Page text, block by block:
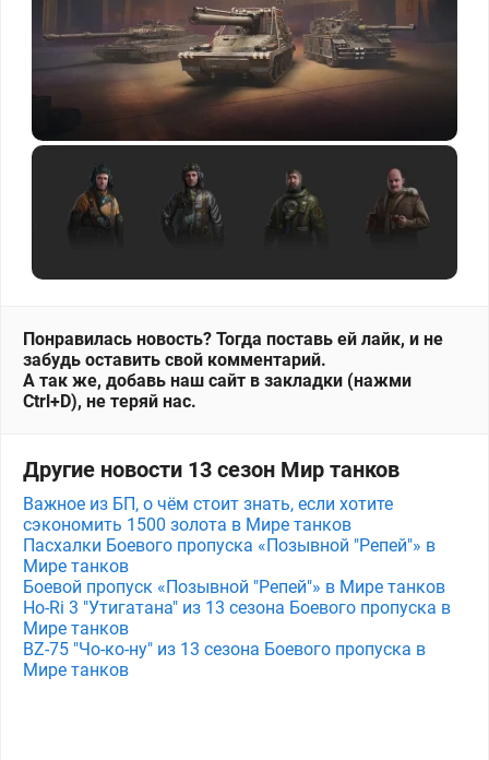
Понравилась новость? Тогда поставь ей лайк, и не
забудь оставить свой комментарий.
А так же, добавь наш сайт в закладки (нажми
Ctrl+D), не теряй нас.
Другие новости 13 сезон Мир танков
Важное из БП, о чём стоит знать, если хотите
сэкономить 1500 золота в Мире танков
Пасхалки Боевого пропуска «Позывной "Репей"» в
Мире танков
Боевой пропуск «Позывной "Репей"» в Мире танков
Ho-Ri 3 "Утигатана" из 13 сезона Боевого пропуска в
Мире танков
BZ-75 "Чо-ко-ну" из 13 сезона Боевого пропуска в
Мире танков